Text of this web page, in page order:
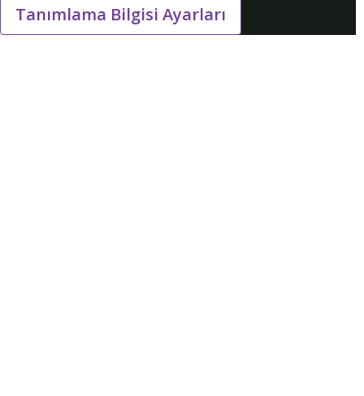
Tanımlama Bilgisi Ayarları